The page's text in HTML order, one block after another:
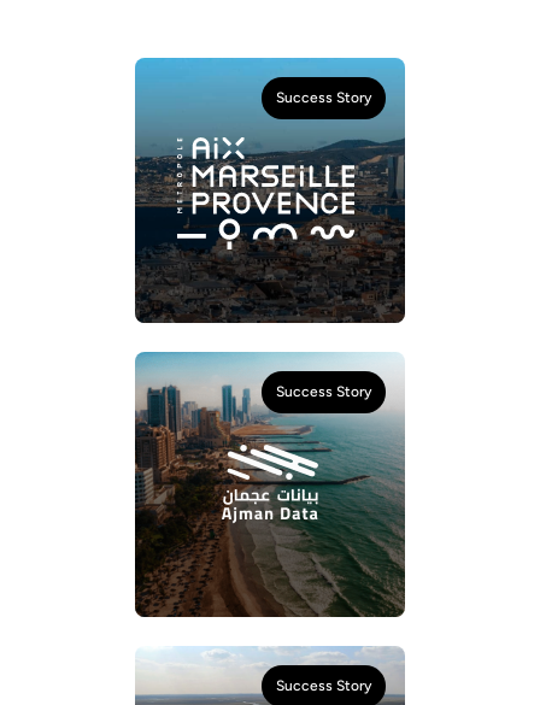
Success Story
Success Story
Success Story